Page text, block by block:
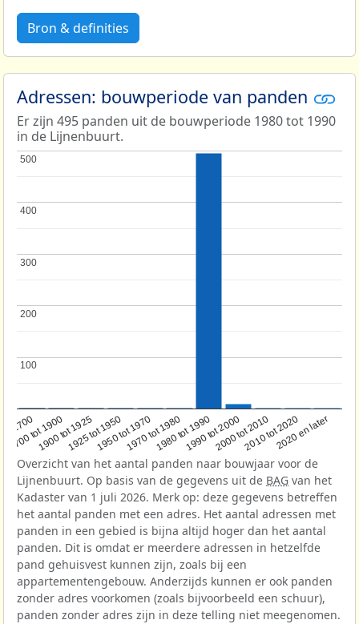
Bron & definities
Adressen: bouwperiode van panden
Er zijn 495 panden uit de bouwperiode 1980 tot 1990
in de Lijnenbuurt.
1700
1700 tot 1900
1900 tot 19251925 tot 19501950 tot 19701970 tot 19801980 tot 19901990 tot 20002000 tot 20102010 tot 20202020 en later
100
100
200
200
300
300
400
400
500
500
Overzicht van het aantal panden naar bouwjaar voor de
Lijnenbuurt. Op basis van de gegevens uit de BAG van het
Kadaster van 1 juli 2026. Merk op: deze gegevens betreffen
het aantal panden met een adres. Het aantal adressen met
panden in een gebied is bijna altijd hoger dan het aantal
panden. Dit is omdat er meerdere adressen in hetzelfde
pand gehuisvest kunnen zijn, zoals bij een
appartementengebouw. Anderzijds kunnen er ook panden
zonder adres voorkomen (zoals bijvoorbeeld een schuur),
panden zonder adres zijn in deze telling niet meegenomen.